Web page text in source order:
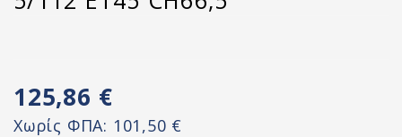
125,86 €
Χωρίς ΦΠΑ: 101,50 €